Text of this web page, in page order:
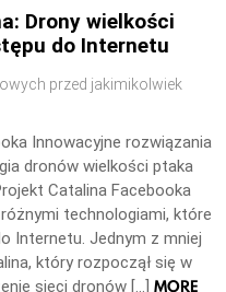
Drony wielkości
do Internetu
przed jakimikolwiek
Innowacyjne rozwiązania
dronów wielkości ptaka
Catalina Facebooka
technologiami, które
Internetu. Jednym z mniej
który rozpoczął się w
sieci dronów […] MORE